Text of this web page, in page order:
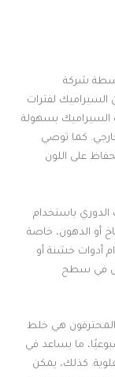
شركة
لفترات
السيراميك بسهولة
كما توصي
على اللون
الدوري باستخدام
أو الدهون، خاصة
أدوات خشنة أو
في سطح
المحترفون هي خلط
ما يساعد في
كذلك، يمكن